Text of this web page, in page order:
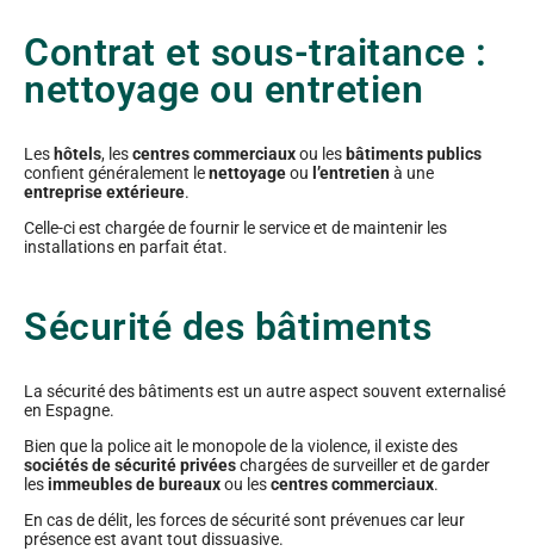
Contrat et sous-traitance :
nettoyage ou entretien
Les hôtels, lescentres commerciauxou les bâtiments publics
confient généralement lenettoyageou l’entretienà une
entreprise extérieure.
Celle-ci est chargée de fournir le service et de maintenir les
installations en parfait état.
Sécurité des bâtiments
La sécurité des bâtiments est un autre aspect souvent externalisé
en Espagne.
Bien que la police ait le monopole de la violence, il existe des
sociétés de sécurité privéeschargées de surveiller et de garder
lesimmeubles de bureauxou lescentres commerciaux.
En cas de délit, les forces de sécurité sont prévenues car leur
présence est avant tout dissuasive.